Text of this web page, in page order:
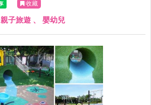
心的，小孩到底坐船暈不暈呢? 這些搭乘
大家！
收藏
親子旅遊 、 嬰幼兒